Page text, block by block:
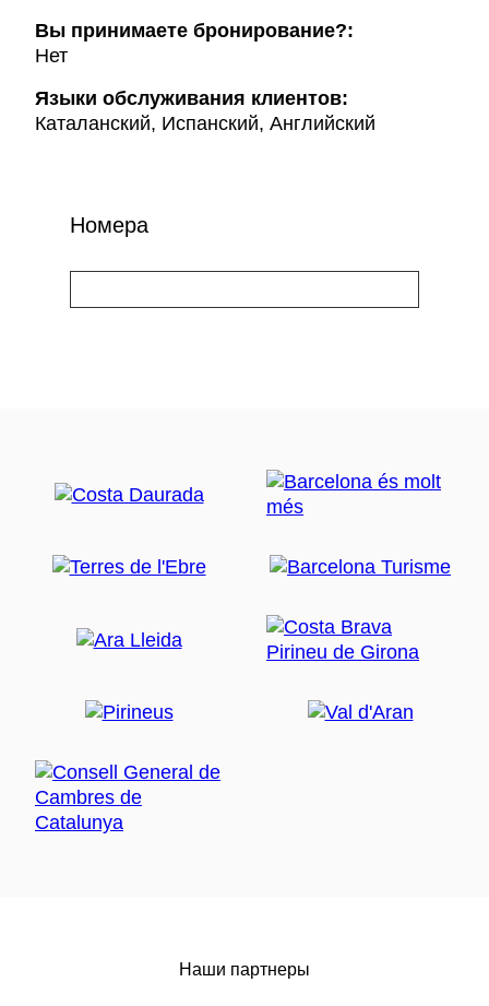
Вы принимаете бронирование?:
Нет
Языки обслуживания клиентов:
Каталанский, Испанский, Английский
Номера
Наши партнеры